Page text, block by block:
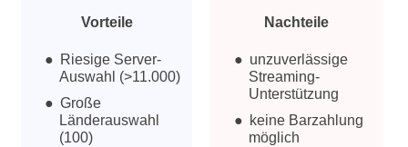
Vorteile
Riesige Server-
Auswahl (>11.000)
Große
Länderauswahl
(100)
Nachteile
unzuverlässige
Streaming-
Unterstützung
keine Barzahlung
möglich